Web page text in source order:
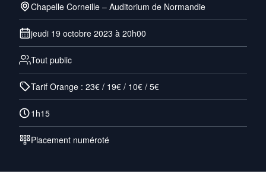
Chapelle Corneille – Auditorium de Normandie
jeudi 19 octobre 2023 à 20h00
Tout public
Tarif Orange : 23€ / 19€ / 10€ / 5€
1h15
Placement numéroté